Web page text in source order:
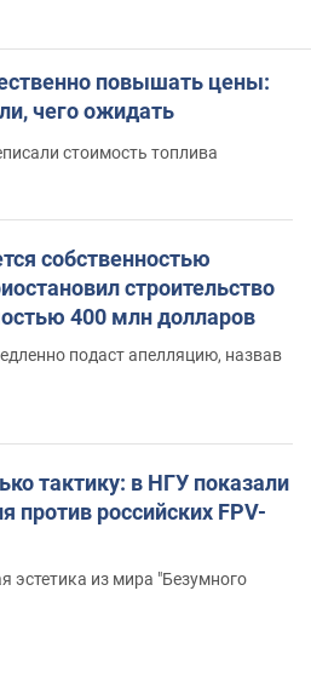
повышать цены:
чего ожидать
стоимость топлива
собственностью
строительство
400 млн долларов
подаст апелляцию, назвав
тактику: в НГУ показали
российских FPV-
эстетика из мира "Безумного